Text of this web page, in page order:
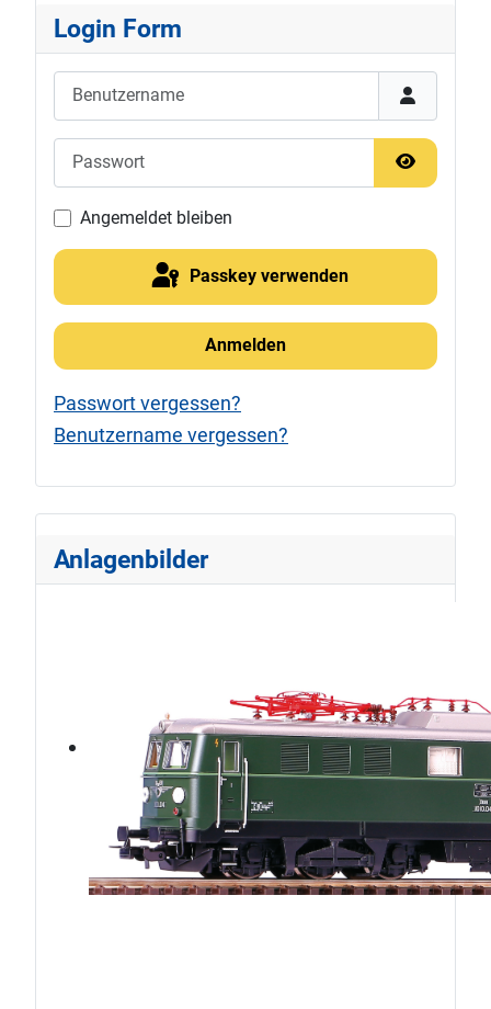
Login Form
Passwort
Angemeldet bleiben
Passkey verwenden
Anmelden
Passwort vergessen?
Benutzername vergessen?
Anlagenbilder